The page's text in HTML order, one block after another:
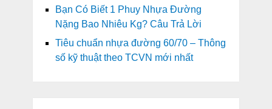
Bạn Có Biết 1 Phuy Nhựa Đường
Nặng Bao Nhiêu Kg? Câu Trả Lời
Tiêu chuẩn nhựa đường 60/70 – Thông
số kỹ thuật theo TCVN mới nhất